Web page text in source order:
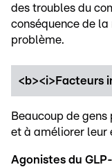
des troubles du
conséquence de
problème.
<b><i>Facteurs
Beaucoup de
et à améliorer leur
Agonistes du